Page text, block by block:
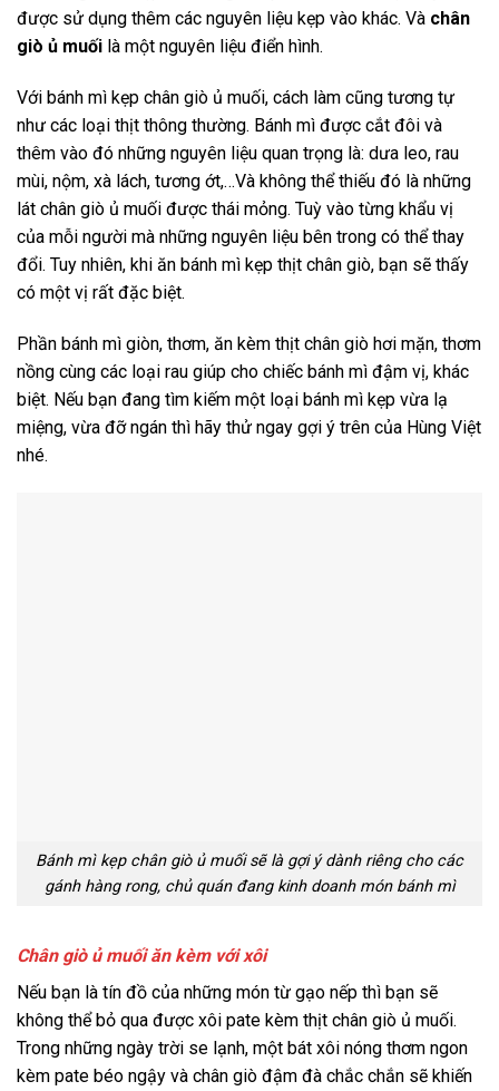
được sử dụng thêm các nguyên liệu kẹp vào khác. Và chân
giò ủ muối là một nguyên liệu điển hình.
Với bánh mì kẹp chân giò ủ muối, cách làm cũng tương tự
như các loại thịt thông thường. Bánh mì được cắt đôi và
thêm vào đó những nguyên liệu quan trọng là: dưa leo, rau
mùi, nộm, xà lách, tương ớt,…Và không thể thiếu đó là những
lát chân giò ủ muối được thái mỏng. Tuỳ vào từng khẩu vị
của mỗi người mà những nguyên liệu bên trong có thể thay
đổi. Tuy nhiên, khi ăn bánh mì kẹp thịt chân giò, bạn sẽ thấy
có một vị rất đặc biệt.
Phần bánh mì giòn, thơm, ăn kèm thịt chân giò hơi mặn, thơm
nồng cùng các loại rau giúp cho chiếc bánh mì đậm vị, khác
biệt. Nếu bạn đang tìm kiếm một loại bánh mì kẹp vừa lạ
miệng, vừa đỡ ngán thì hãy thử ngay gợi ý trên của Hùng Việt
nhé.
Bánh mì kẹp chân giò ủ muối sẽ là gợi ý dành riêng cho các
gánh hàng rong, chủ quán đang kinh doanh món bánh mì
Chân giò ủ muối ăn kèm với xôi
Nếu bạn là tín đồ của những món từ gạo nếp thì bạn sẽ
không thể bỏ qua được xôi pate kèm thịt chân giò ủ muối.
Trong những ngày trời se lạnh, một bát xôi nóng thơm ngon
kèm pate béo ngậy và chân giò đậm đà chắc chắn sẽ khiến